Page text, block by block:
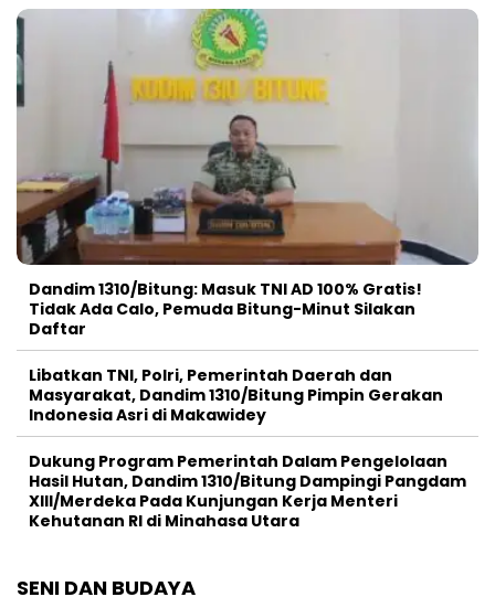
Dandim 1310/Bitung: Masuk TNI AD 100% Gratis!
Tidak Ada Calo, Pemuda Bitung-Minut Silakan
Daftar
Libatkan TNI, Polri, Pemerintah Daerah dan
Masyarakat, Dandim 1310/Bitung Pimpin Gerakan
Indonesia Asri di Makawidey
Dukung Program Pemerintah Dalam Pengelolaan
Hasil Hutan, Dandim 1310/Bitung Dampingi Pangdam
XIII/Merdeka Pada Kunjungan Kerja Menteri
Kehutanan RI di Minahasa Utara
SENI DAN BUDAYA